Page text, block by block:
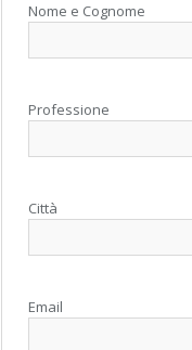
Nome e Cognome
Professione
Città
Email